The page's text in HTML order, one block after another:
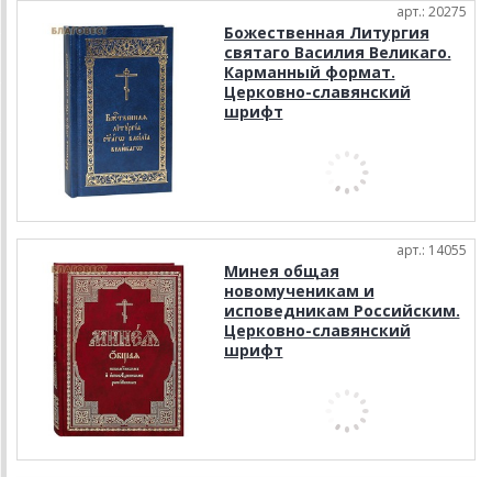
арт.: 20275
Божественная Литургия
святаго Василия Великаго.
Карманный формат.
Церковно-славянский
шрифт
арт.: 14055
Минея общая
новомученикам и
исповедникам Российским.
Церковно-славянский
шрифт